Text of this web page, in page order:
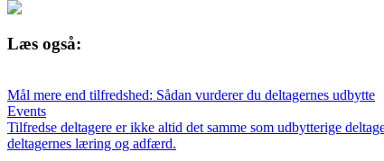
Læs også:
Mål mere end tilfredshed: Sådan vurderer du deltagernes udbytte
Events
Tilfredse deltagere er ikke altid det samme som udbytterige
deltagernes læring og adfærd.